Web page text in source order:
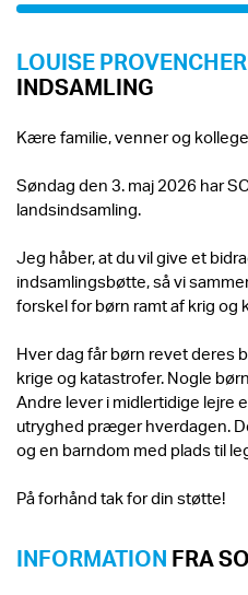
LOUISE PROVENCHER
INDSAMLING
Kære familie, venner og
Søndag den 3. maj 2026 har
landsindsamling.
Jeg håber, at du vil give et
indsamlingsbøtte, så vi
forskel for børn ramt af krig og
Hver dag får børn revet deres
krige og katastrofer. Nogle
Andre lever i midlertidige lejre
utryghed præger hverdagen.
og en barndom med plads til
På forhånd tak for din støtte!
INFORMATION FRA